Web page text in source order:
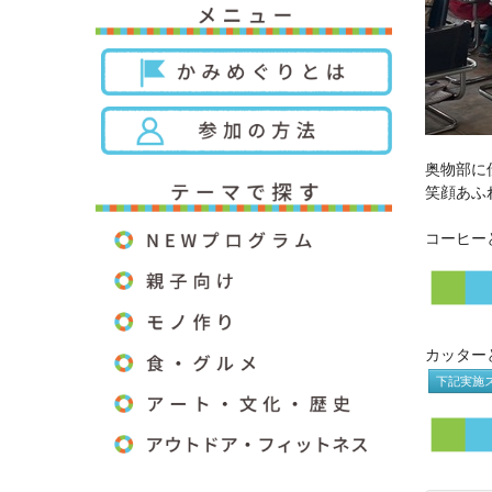
奥物部に
笑顔あふ
コーヒ
カッター
下記実施